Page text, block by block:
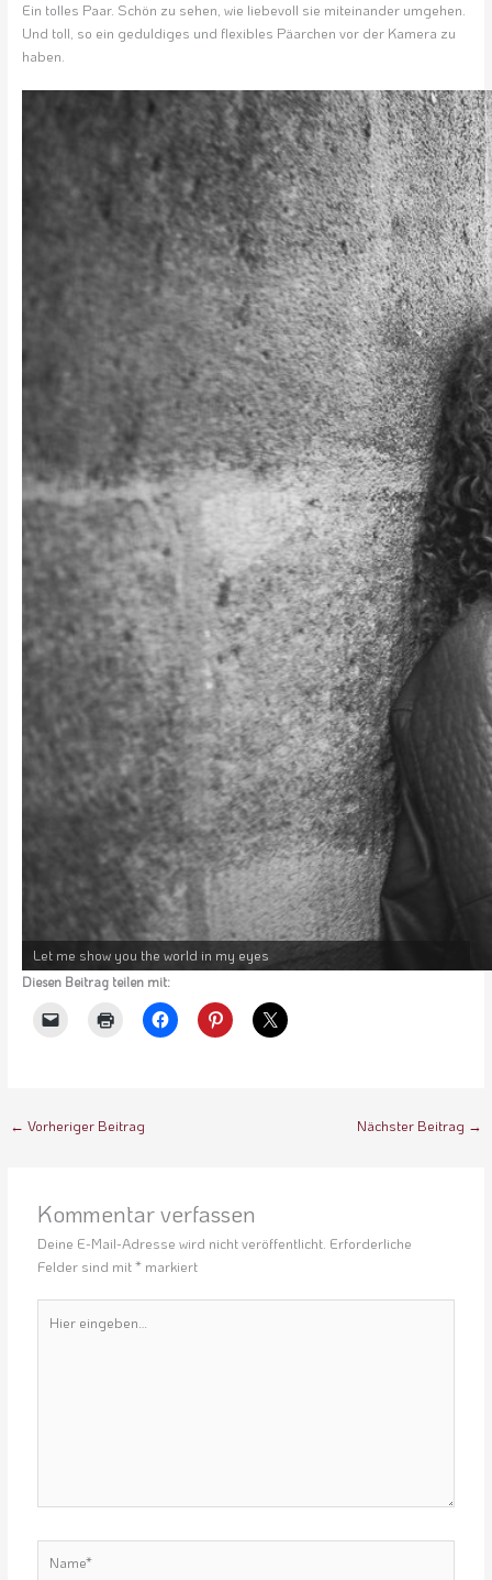
Ein tolles Paar. Schön zu sehen, wie liebevoll sie miteinander umgehen.
Und toll, so ein geduldiges und flexibles Päarchen vor der Kamera zu
haben.
Let me show you the world in my eyes
Diesen Beitrag teilen mit:
← Vorheriger Beitrag Nächster Beitrag →
Kommentar verfassen
Deine E-Mail-Adresse wird nicht veröffentlicht. Erforderliche
Felder sind mit* markiert
eingeben…